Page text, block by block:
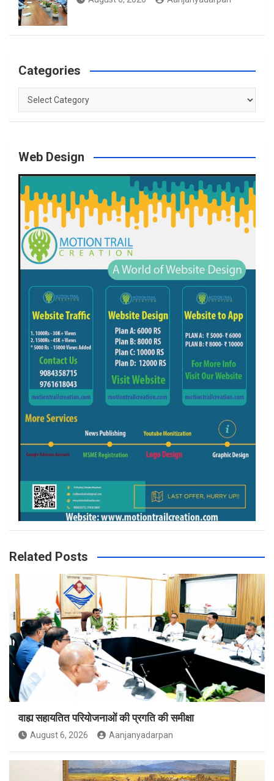
Categories
Categories
Web Design
Related Posts
वाह्य सहायतित परियोजनाओं की प्रगति की समीक्षा
August 6, 2026 Aanjanyadarpan